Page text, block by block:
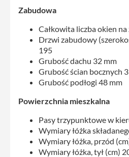
Zabudowa
Całkowita liczba okien na
Drzwi zabudowy
195
Grubość dachu 32 mm
Grubość ścian bocznych
Grubość podłogi 48 mm
Powierzchnia mieszkalna
Pasy trzypunktowe w
Wymiary łóżka
Wymiary łóżka, przód
Wymiary łóżka, tył (cm)